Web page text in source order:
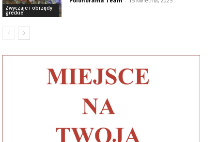
Zwyczaje i obrzędy
greckie